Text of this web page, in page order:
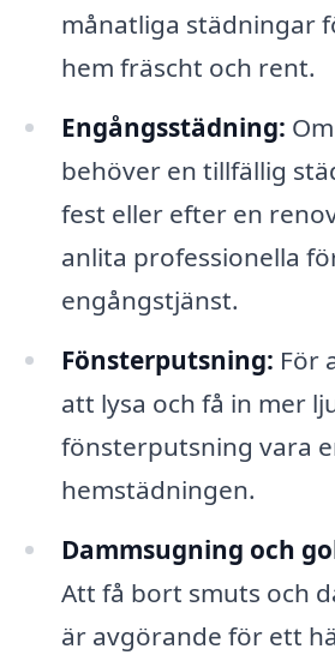
månatliga städningar
hem fräscht och rent.
Engångsstädning:
behöver en tillfällig
fest eller efter en
anlita professionella
engångstjänst.
Fönsterputsning: För
att lysa och få in mer
fönsterputsning vara
hemstädningen.
Dammsugning och
Att få bort smuts och
är avgörande för ett